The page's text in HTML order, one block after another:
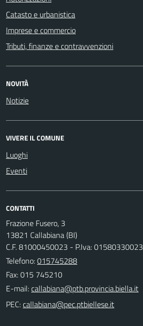
Catasto e urbanistica
Imprese e commercio
Tributi, finanze e contravvenzioni
NOVITÀ
Notizie
VIVERE IL COMUNE
Luoghi
Eventi
CONTATTI
Frazione Fusero, 3
13821 Callabiana (BI)
C.F. 81000450023 - P.Iva: 01580330023
Telefono:015745288
Fax: 015 745210
E-mail:
PEC: